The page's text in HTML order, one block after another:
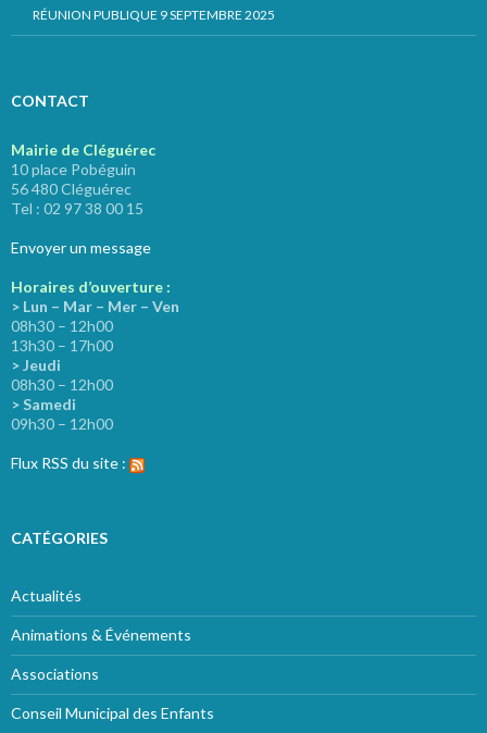
RÉUNION PUBLIQUE 9 SEPTEMBRE 2025
CONTACT
Mairie de Cléguérec
10 place Pobéguin
56 480 Cléguérec
Tel : 02 97 38 00 15
Envoyer un message
Horaires d’ouverture :
> Lun – Mar – Mer – Ven
08h30 – 12h00
13h30 – 17h00
> Jeudi
08h30 – 12h00
> Samedi
09h30 – 12h00
Flux RSS du site :
CATÉGORIES
Actualités
Animations & Événements
Associations
Conseil Municipal des Enfants